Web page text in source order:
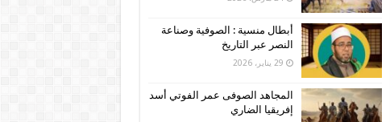
أبطال منسية : الصوفية وصناعة
النصر عبر التاريخ
29 يناير، 2026
المجاهد الصوفى عمر الفوتي أسد
إفريقيا الضاري